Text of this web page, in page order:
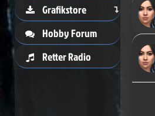
Grafikstore
Hobby Forum
Retter Radio